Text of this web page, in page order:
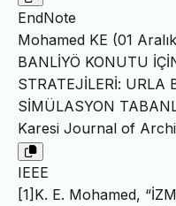
EndNote
Mohamed KE (01
BANLİYÖ KONUTU
STRATEJİLERİ: URLA
SİMÜLASYON
Karesi Journal of
IEEE
[1]K. E. Mohamed,